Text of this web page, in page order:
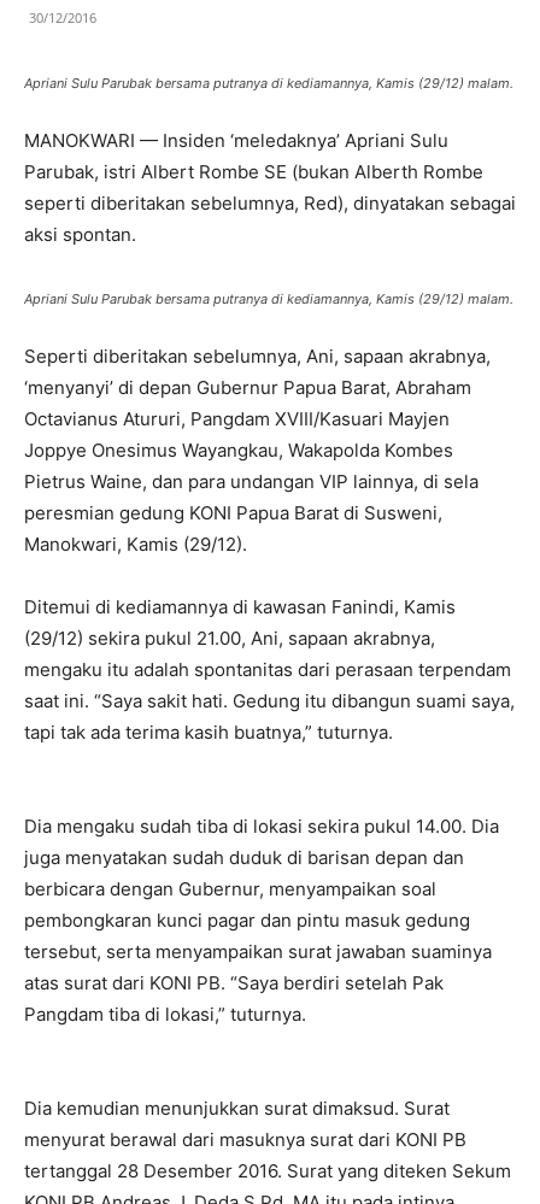
30/12/2016
Apriani Sulu Parubak bersama putranya di kediamannya, Kamis (29/12) malam.
MANOKWARI — Insiden ‘meledaknya’ Apriani Sulu
Parubak, istri Albert Rombe SE (bukan Alberth Rombe
seperti diberitakan sebelumnya, Red), dinyatakan sebagai
aksi spontan.
Apriani Sulu Parubak bersama putranya di kediamannya, Kamis (29/12) malam.
Seperti diberitakan sebelumnya, Ani, sapaan akrabnya,
‘menyanyi’ di depan Gubernur Papua Barat, Abraham
Octavianus Atururi, Pangdam XVIII/Kasuari Mayjen
Joppye Onesimus Wayangkau, Wakapolda Kombes
Pietrus Waine, dan para undangan VIP lainnya, di sela
peresmian gedung KONI Papua Barat di Susweni,
Manokwari, Kamis (29/12).
Ditemui di kediamannya di kawasan Fanindi, Kamis
(29/12) sekira pukul 21.00, Ani, sapaan akrabnya,
mengaku itu adalah spontanitas dari perasaan terpendam
saat ini. “Saya sakit hati. Gedung itu dibangun suami saya,
tapi tak ada terima kasih buatnya,” tuturnya.
Dia mengaku sudah tiba di lokasi sekira pukul 14.00. Dia
juga menyatakan sudah duduk di barisan depan dan
berbicara dengan Gubernur, menyampaikan soal
pembongkaran kunci pagar dan pintu masuk gedung
tersebut, serta menyampaikan surat jawaban suaminya
atas surat dari KONI PB. “Saya berdiri setelah Pak
Pangdam tiba di lokasi,” tuturnya.
Dia kemudian menunjukkan surat dimaksud. Surat
menyurat berawal dari masuknya surat dari KONI PB
tertanggal 28 Desember 2016. Surat yang diteken Sekum